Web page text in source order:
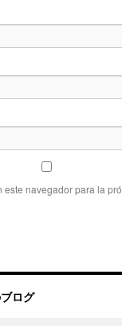
navegador para la
ログ